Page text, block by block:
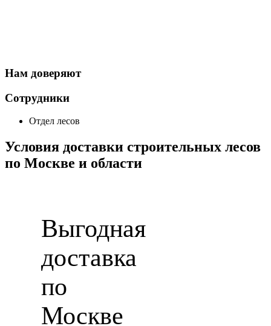
Нам доверяют
Сотрудники
Отдел лесов
Условия доставки строительных лесов
по Москве и области
Выгодная
доставка
по
Москве